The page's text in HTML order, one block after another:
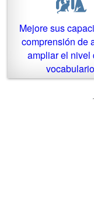
Mejore sus
comprensión de
ampliar el nivel